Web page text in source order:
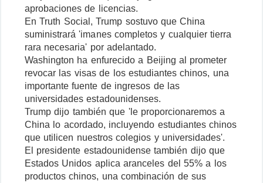
aprobaciones de licencias.
En Truth Social, Trump sostuvo que China
suministrará 'imanes completos y cualquier tierra
rara necesaria' por adelantado.
Washington ha enfurecido a Beijing al prometer
revocar las visas de los estudiantes chinos, una
importante fuente de ingresos de las
universidades estadounidenses.
Trump dijo también que 'le proporcionaremos a
China lo acordado, incluyendo estudiantes chinos
que utilicen nuestros colegios y universidades'.
El presidente estadounidense también dijo que
Estados Unidos aplica aranceles del 55% a los
productos chinos, una combinación de sus